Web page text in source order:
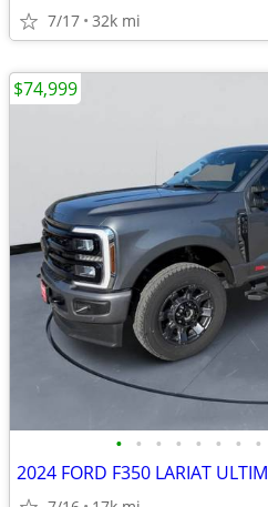
7/17 32k mi
• • • • • • • •
$74,999